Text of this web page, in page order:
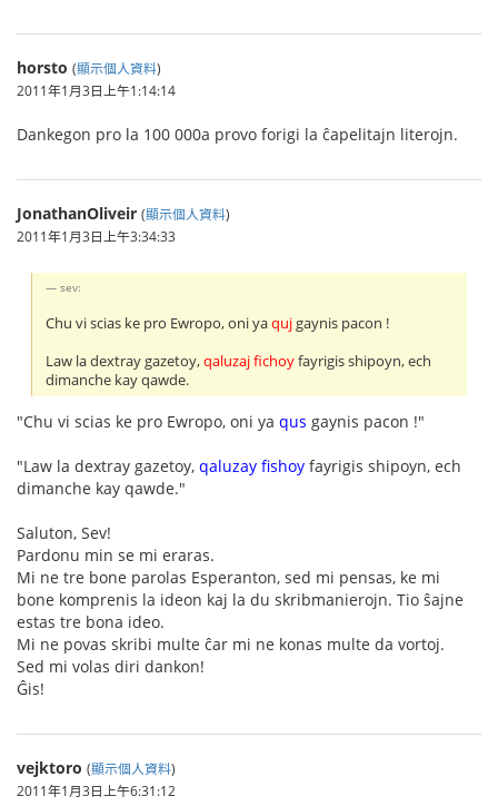
horsto (顯示個人資料)
2011年1月3日上午1:14:14
Dankegon pro la 100 000a provo forigi la ĉapelitajn literojn.
JonathanOliveir (顯示個人資料)
2011年1月3日上午3:34:33
sev:
Chu vi scias ke pro Ewropo, oni yaqujgaynis pacon !
Law la dextray gazetoy,qaluzaj fichoyfayrigis shipoyn, ech
dimanche kay qawde.
"Chu vi scias ke pro Ewropo, oni ya qus gaynis pacon !"
"Law la dextray gazetoy, qaluzay fishoy fayrigis shipoyn, ech
dimanche kay qawde."
Saluton, Sev!
Pardonu min se mi eraras.
Mi ne tre bone parolas Esperanton, sed mi pensas, ke mi
bone komprenis la ideon kaj la du skribmanierojn. Tio ŝajne
estas tre bona ideo.
Mi ne povas skribi multe ĉar mi ne konas multe da vortoj.
Sed mi volas diri dankon!
Ĝis!
vejktoro (顯示個人資料)
2011年1月3日上午6:31:12